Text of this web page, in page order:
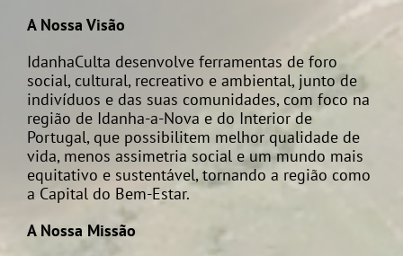
A Nossa Visão
IdanhaCulta desenvolve ferramentas de foro
social, cultural, recreativo e ambiental, junto de
indivíduos e das suas comunidades, com foco na
região de Idanha-a-Nova e do Interior de
Portugal, que possibilitem melhor qualidade de
vida, menos assimetria social e um mundo mais
equitativo e sustentável, tornando a região como
a Capital do Bem-Estar.
A Nossa Missão